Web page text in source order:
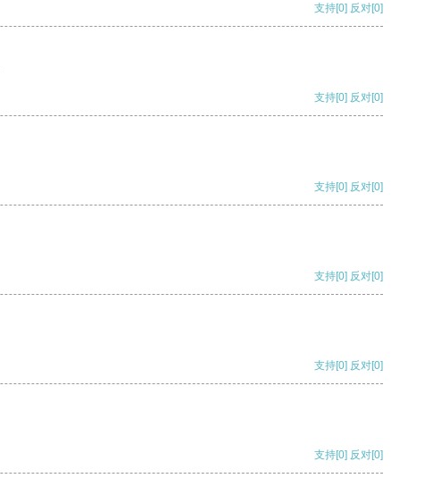
支持[0] 反对[0]
支持[0] 反对[0]
支持[0] 反对[0]
支持[0] 反对[0]
支持[0] 反对[0]
支持[0] 反对[0]